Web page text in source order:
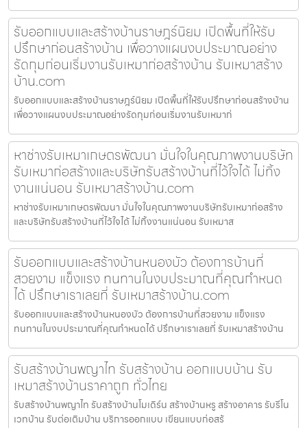
รับออกแบบและสร้างบ้านราษฎร์นิยม เปิดพื้นที่ให้รับ
ปรึกษาก่อนสร้างบ้าน เพื่อวางแผนงบประมาณอย่าง
รัดกุมก่อนเริ่มงานรับเหมาก่อสร้างบ้าน รับเหมาสร้าง
บ้าน.com
รับออกแบบและสร้างบ้านราษฎร์นิยม เปิดพื้นที่ให้รับปรึกษาก่อนสร้างบ้าน
เพื่อวางแผนงบประมาณอย่างรัดกุมก่อนเริ่มงานรับเหมาก่
หาช่างรับเหมาเกษตรพัฒนา มั่นใจในคุณภาพงานบริษัท
รับเหมาก่อสร้างและบริษัทรับสร้างบ้านที่ไว้ใจได้ ไม่ทิ้ง
งานแน่นอน รับเหมาสร้างบ้าน.com
หาช่างรับเหมาเกษตรพัฒนา มั่นใจในคุณภาพงานบริษัทรับเหมาก่อสร้าง
และบริษัทรับสร้างบ้านที่ไว้ใจได้ ไม่ทิ้งงานแน่นอน รับเหมาส
รับออกแบบและสร้างบ้านหนองบัว ต้องการบ้านที่
สวยงาม แข็งแรง ทนทานในงบประมาณที่คุณกำหนด
ได้ ปรึกษาเราเลยที่ รับเหมาสร้างบ้าน.com
รับออกแบบและสร้างบ้านหนองบัว ต้องการบ้านที่สวยงาม แข็งแรง
ทนทานในงบประมาณที่คุณกำหนดได้ ปรึกษาเราเลยที่ รับเหมาสร้างบ้าน
รับสร้างบ้านพญาไท รับสร้างบ้าน ออกแบบบ้าน รับ
เหมาสร้างบ้านราคาถูก ทั่วไทย
รับสร้างบ้านพญาไท รับสร้างบ้านโมเดิร์น สร้างบ้านหรู สร้างอาคาร รับรีโน
เวทบ้าน รับต่อเติมบ้าน บริการออกแบบ เขียนแบบก่อสร้